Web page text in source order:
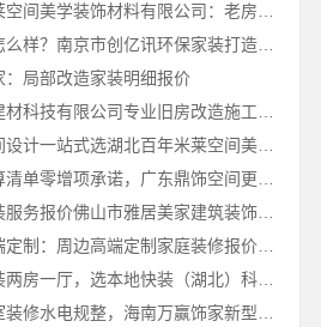
个性化装饰怎么样？南京市创亿讯环保家装打造理想家
：局部改造家装明细报价
黄石专业空间设计一站式选湖北百年米莱空间美学装饰材料有限公司
品质装饰家装服务报价佛山市雅居美家建筑装饰工程有限公司
顶派全铝高端定制：周边高端定制家庭装修报价明细
江岸快捷家装两房一厅，选本地快装（湖北）科技有限公司